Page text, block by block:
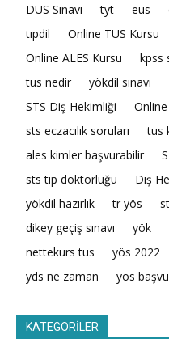
DUS Sınavı
tyt eus
tıpdil
Online TUS Kursu
Online ALES Kursu
kpss
tus nedir
yökdil sınavı
STS Diş Hekimliği
sts eczacılık soruları
tus
ales kimler başvurabilir
sts tıp doktorluğu
Diş
yökdil hazırlık
tr yös
dikey geçiş sınavı
yök
nettekurs tus
yös 2022
yds ne zaman
yös
KATEGORİLER